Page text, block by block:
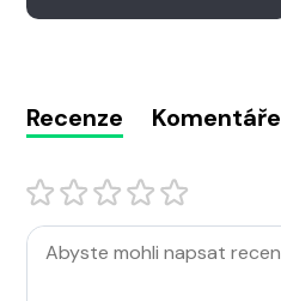
Recenze Komentáře